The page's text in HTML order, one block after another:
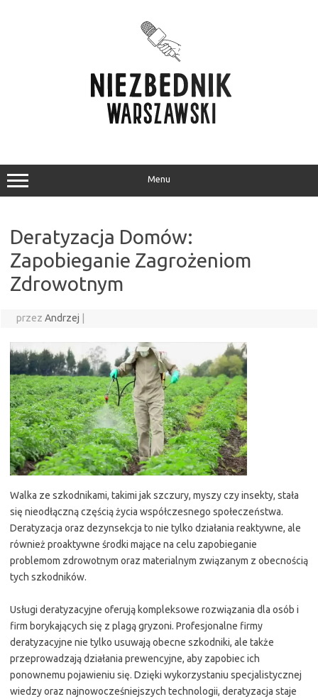
Menu
Deratyzacja Domów:
Zapobieganie Zagrożeniom
Zdrowotnym
przez Andrzej
Walka ze szkodnikami, takimi jak szczury, myszy czy insekty, stała
się nieodłączną częścią życia współczesnego społeczeństwa.
Deratyzacja oraz dezynsekcja to nie tylko działania reaktywne, ale
również proaktywne środki mające na celu zapobieganie
problemom zdrowotnym oraz materialnym związanym z obecnością
tych szkodników.
Usługi deratyzacyjne oferują kompleksowe rozwiązania dla osób i
firm borykających się z plagą gryzoni. Profesjonalne firmy
deratyzacyjne nie tylko usuwają obecne szkodniki, ale także
przeprowadzają działania prewencyjne, aby zapobiec ich
ponownemu pojawieniu się. Dzięki wykorzystaniu specjalistycznej
wiedzy oraz najnowocześniejszych technologii, deratyzacja staje